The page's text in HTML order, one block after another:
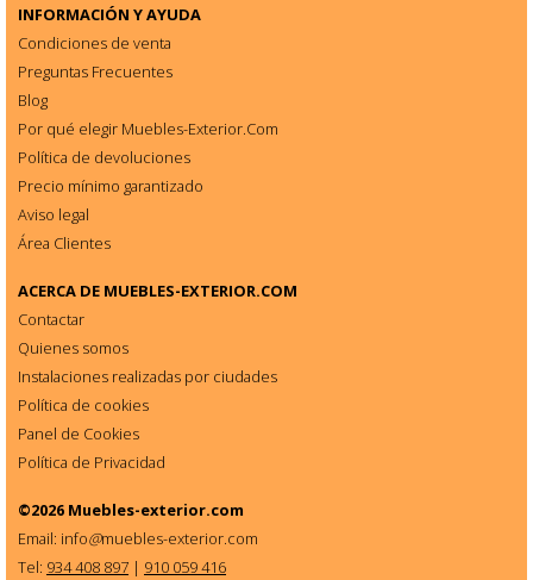
INFORMACIÓN Y AYUDA
Condiciones de venta
Preguntas Frecuentes
Blog
Por qué elegir Muebles-Exterior.Com
Política de devoluciones
Precio mínimo garantizado
Aviso legal
Área Clientes
ACERCA DE MUEBLES-EXTERIOR.COM
Contactar
Quienes somos
Instalaciones realizadas por ciudades
Política de cookies
Panel de Cookies
Política de Privacidad
©2026 Muebles-exterior.com
Email: info@muebles-exterior.com
Tel: 934 408 897 | 910 059 416